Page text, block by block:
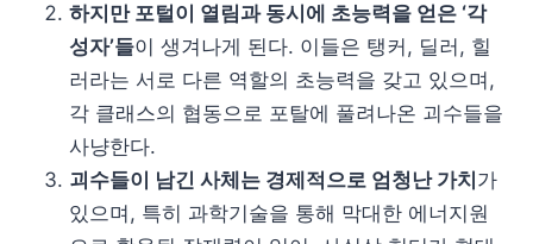
하지만 포털이 열림과 동시에 초능력을 얻은 ‘각
성자’들이 생겨나게 된다. 이들은 탱커, 딜러, 힐
러라는 서로 다른 역할의 초능력을 갖고 있으며,
각 클래스의 협동으로 포탈에 풀려나온 괴수들을
사냥한다.
괴수들이 남긴 사체는 경제적으로 엄청난 가치 가
있으며, 특히 과학기술을 통해 막대한 에너지원